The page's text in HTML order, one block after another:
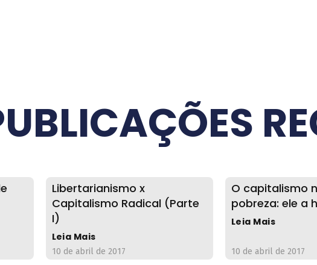
Libertarianismo x
Capitalismo Radical (Parte
I)
Leia Mais
10 de abril de 2017
O capitalismo
pobreza: ele a
Leia Mais
10 de abril de 2017